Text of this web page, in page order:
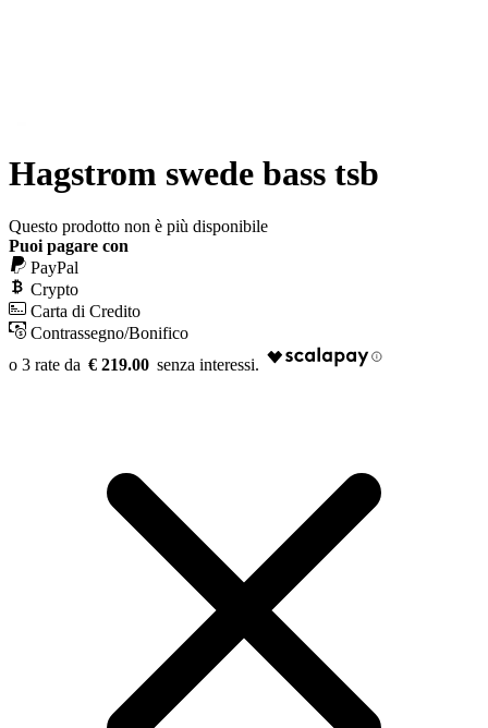
Hagstrom swede bass tsb
Questo prodotto non è più disponibile
Puoi pagare con
PayPal
Crypto
Carta di Credito
Contrassegno/Bonifico
€ 219.00